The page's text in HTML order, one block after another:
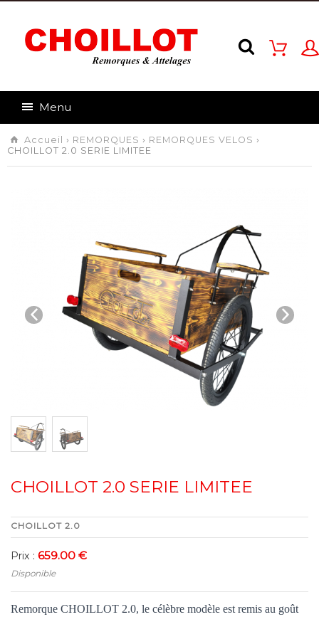
Menu
Accueil › REMORQUES › REMORQUES VELOS ›
CHOILLOT 2.0 SERIE LIMITEE
CHOILLOT 2.0 SERIE LIMITEE
CHOILLOT 2.0
Prix : 659.00 €
Disponible
Remorque CHOILLOT 2.0, le célèbre modèle est remis au goût